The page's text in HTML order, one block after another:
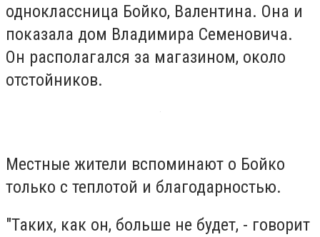
одноклассница Бойко, Валентина. Она и
показала дом Владимира Семеновича.
Он располагался за магазином, около
отстойников.
Местные жители вспоминают о Бойко
только с теплотой и благодарностью.
"Таких, как он, больше не будет, - говорит